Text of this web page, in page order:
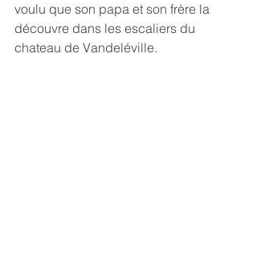
voulu que son papa et son frère la
découvre dans les escaliers du
chateau de Vandeléville.